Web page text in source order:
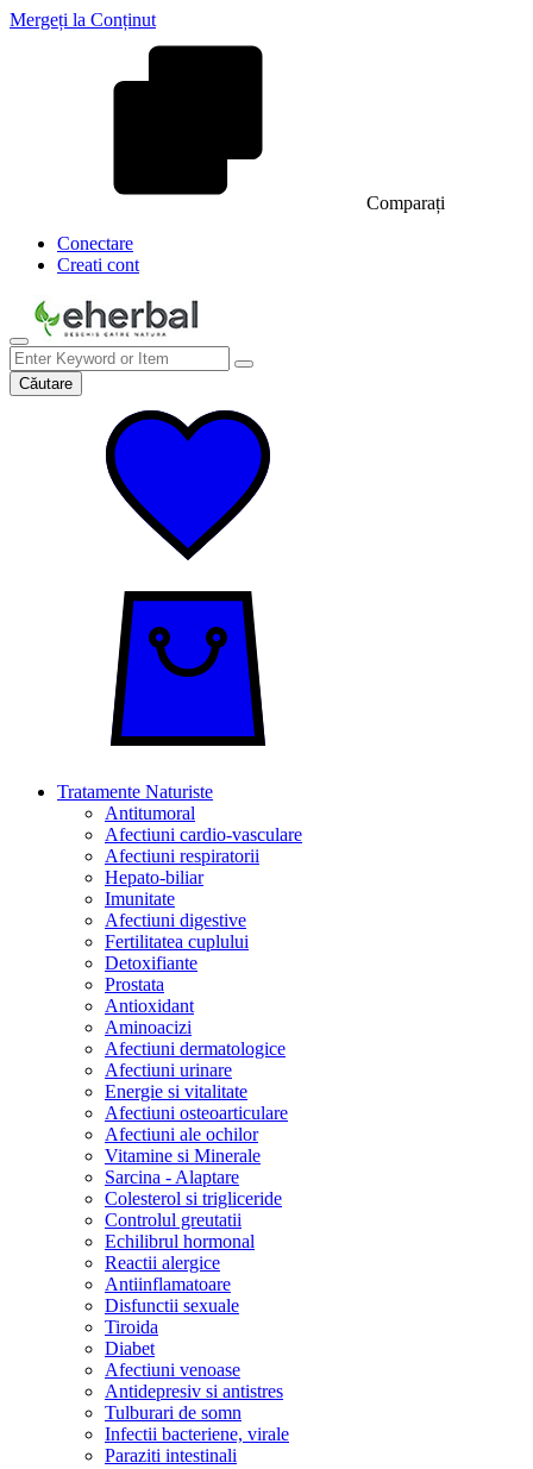
Mergeți la Conținut
Comparați
Conectare
Creati cont
Căutare
Tratamente Naturiste
Antitumoral
Afectiuni cardio-vasculare
Afectiuni respiratorii
Hepato-biliar
Imunitate
Afectiuni digestive
Fertilitatea cuplului
Detoxifiante
Prostata
Antioxidant
Aminoacizi
Afectiuni dermatologice
Afectiuni urinare
Energie si vitalitate
Afectiuni osteoarticulare
Afectiuni ale ochilor
Vitamine si Minerale
Sarcina - Alaptare
Colesterol si trigliceride
Controlul greutatii
Echilibrul hormonal
Reactii alergice
Antiinflamatoare
Disfunctii sexuale
Tiroida
Diabet
Afectiuni venoase
Antidepresiv si antistres
Tulburari de somn
Infectii bacteriene, virale
Paraziti intestinali